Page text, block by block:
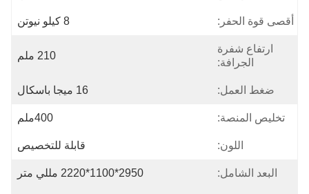
أقصى قوة الحفر: 8 كيلو نيوتن
ارتفاع شفرة
الجرافة:
210 ملم
ضغط العمل: 16 ميجا باسكال
تخليص المنصة: 400ملم
اللون: قابلة للتخصيص
البعد الشامل: 2950*1100*2220 مللي متر